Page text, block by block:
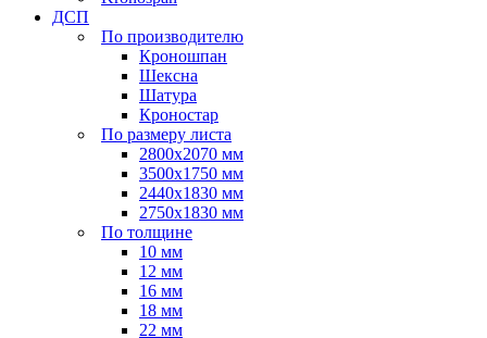
ДСП
По производителю
Кроношпан
Шексна
Шатура
Кроностар
По размеру листа
2800х2070 мм
3500х1750 мм
2440х1830 мм
2750х1830 мм
По толщине
10 мм
12 мм
16 мм
18 мм
22 мм